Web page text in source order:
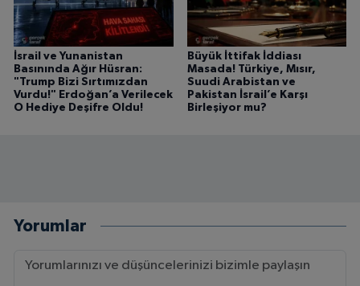
İsrail ve Yunanistan
Basınında Ağır Hüsran:
"Trump Bizi Sırtımızdan
Vurdu!" Erdoğan’a Verilecek
O Hediye Deşifre Oldu!
Büyük İttifak İddiası
Masada! Türkiye, Mısır,
Suudi Arabistan ve
Pakistan İsrail’e Karşı
Birleşiyor mu?
Yorumlar